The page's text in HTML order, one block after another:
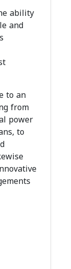
ability
and
to an
from
power
to